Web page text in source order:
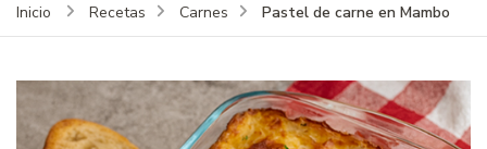
Inicio Recetas Carnes Pastel de carne en Mambo